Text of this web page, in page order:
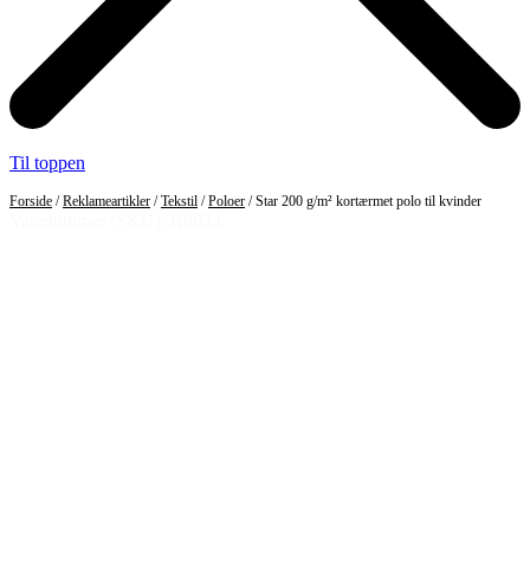
Til toppen
Forside /Reklameartikler /Tekstil /Poloer / Star 200 g/m² kortærmet polo til kvinder